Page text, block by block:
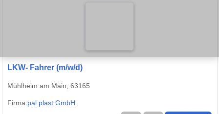
LKW- Fahrer (m/w/d)
Mühlheim am Main, 63165
Firma:pal plast GmbH